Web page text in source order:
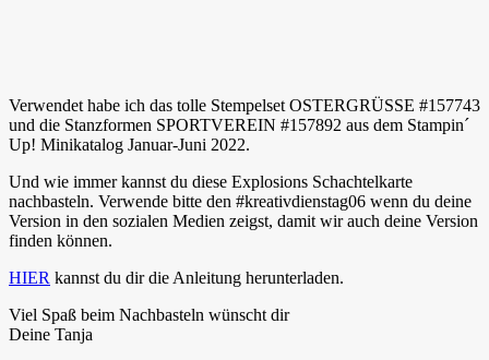
Verwendet habe ich das tolle Stempelset OSTERGRÜSSE #157743
und die Stanzformen SPORTVEREIN #157892 aus dem Stampin´
Up! Minikatalog Januar-Juni 2022.
Und wie immer kannst du diese Explosions Schachtelkarte
nachbasteln. Verwende bitte den #kreativdienstag06 wenn du deine
Version in den sozialen Medien zeigst, damit wir auch deine Version
finden können.
HIER kannst du dir die Anleitung herunterladen.
Viel Spaß beim Nachbasteln wünscht dir
Deine Tanja